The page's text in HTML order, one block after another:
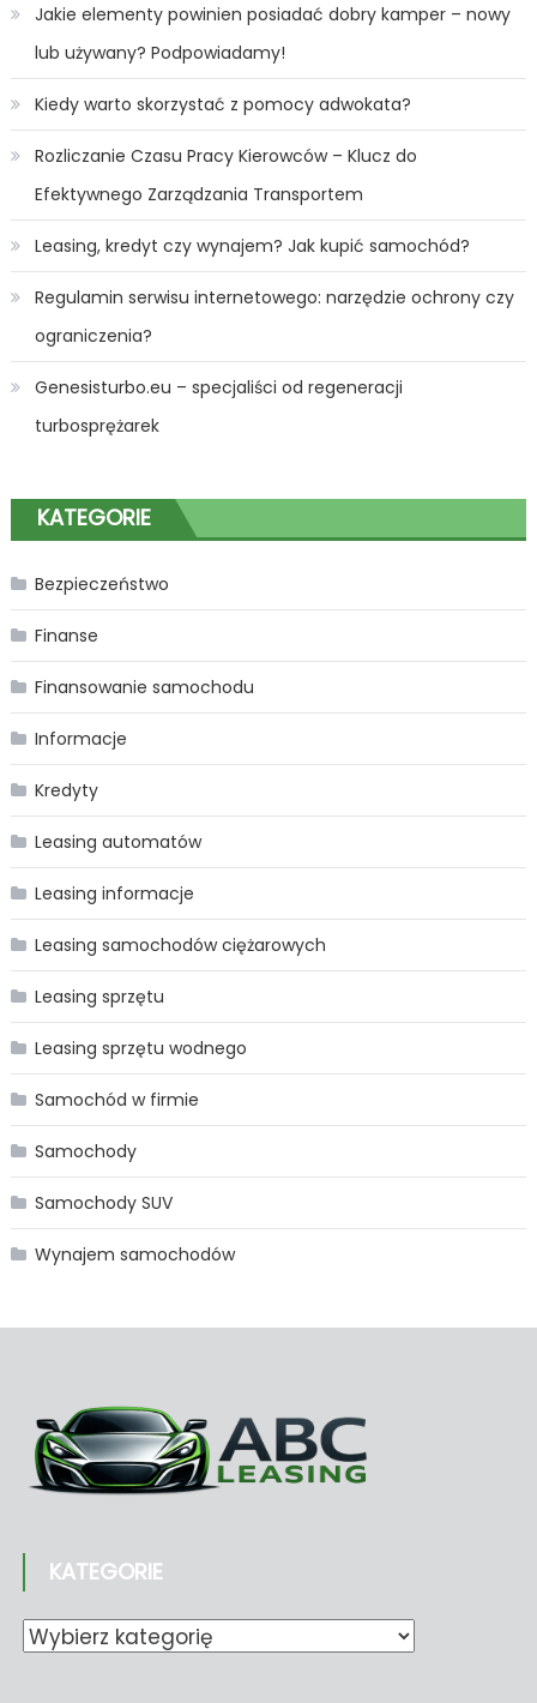
Jakie elementy powinien posiadać dobry kamper – nowy
lub używany? Podpowiadamy!
Kiedy warto skorzystać z pomocy adwokata?
Rozliczanie Czasu Pracy Kierowców – Klucz do
Efektywnego Zarządzania Transportem
Leasing, kredyt czy wynajem? Jak kupić samochód?
Regulamin serwisu internetowego: narzędzie ochrony czy
ograniczenia?
Genesisturbo.eu – specjaliści od regeneracji
turbosprężarek
KATEGORIE
Bezpieczeństwo
Finanse
Finansowanie samochodu
Informacje
Kredyty
Leasing automatów
Leasing informacje
Leasing samochodów ciężarowych
Leasing sprzętu
Leasing sprzętu wodnego
Samochód w firmie
Samochody
Samochody SUV
Wynajem samochodów
KATEGORIE
Kategorie